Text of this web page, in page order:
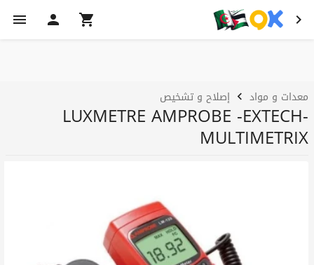
معدات و مواد إصلاح و تشخيص
LUXMETRE AMPROBE -EXTECH-
MULTIMETRIX